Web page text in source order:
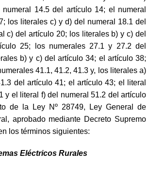
14.5 del artículo 14; el numeral
los literales c) y d) del numeral 18.1 del
c) del artículo 20; los literales b) y c) del
25; los numerales 27.1 y 27.2 del
b) y c) del artículo 34; el artículo 38;
41.1, 41.2, 41.3 y, los literales a)
del artículo 41; el artículo 43; el literal
y el literal f) del numeral 51.2 del artículo
de la Ley Nº 28749, Ley General de
aprobado mediante Decreto Supremo
los términos siguientes:
Eléctricos Rurales